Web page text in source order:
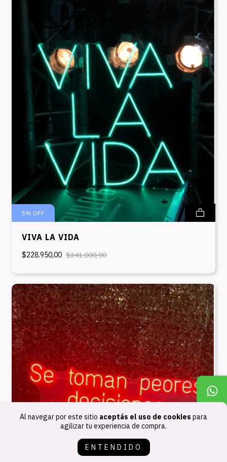
Al navegar por este sitio aceptás el uso de cookies para
agilizar tu experiencia de compra.
ENTENDIDO
5% OFF
VIVA LA VIDA
$228.950,00 $241.000,00